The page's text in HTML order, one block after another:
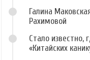
Галина
Рахимовой
Стало известно,
«Китайских